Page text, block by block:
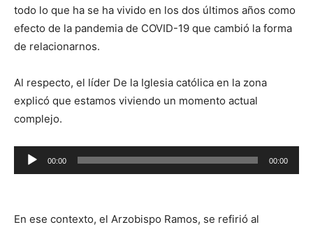
todo lo que ha se ha vivido en los dos últimos años como
efecto de la pandemia de COVID-19 que cambió la forma
de relacionarnos.
Al respecto, el líder De la Iglesia católica en la zona
explicó que estamos viviendo un momento actual
complejo.
Reproductor
de
00:00 00:00
En ese contexto, el Arzobispo Ramos, se refirió al